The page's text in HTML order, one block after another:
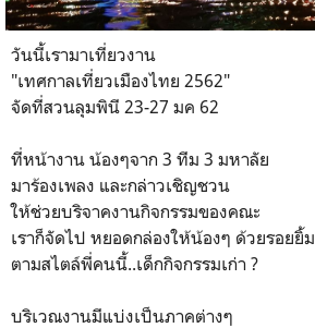
วันนี้เรามาเที่ยวงาน
"เทศกาลเที่ยวเมืองไทย 2562"
จัดที่สวนลุมพินี 23-27 มค 62
ที่หน้างาน น้องๆจาก 3 ทีม 3 มหาลัย
มาร้องเพลง และกล่าวเชิญชวน
ให้ช่วยบริจาคงานกิจกรรมของคณะ
เราก็จัดไป หยอดกล่องให้น้องๆ ด้วยรอยยิ้ม
ตามสไตล์พี่คนนี้..เด็กกิจกรรมเก่า ?
บริเวณงานมีแบ่งเป็นภาคต่างๆ